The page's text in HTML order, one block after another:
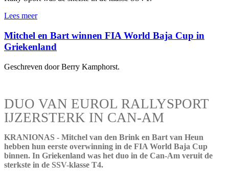
Lees meer
Mitchel en Bart winnen FIA World Baja Cup in
Griekenland
Geschreven door Berry Kamphorst.
DUO VAN EUROL RALLYSPORT
IJZERSTERK IN CAN-AM
KRANIONAS - Mitchel van den Brink en Bart van Heun
hebben hun eerste overwinning in de FIA World Baja Cup
binnen. In Griekenland was het duo in de Can-Am veruit de
sterkste in de SSV-klasse T4.